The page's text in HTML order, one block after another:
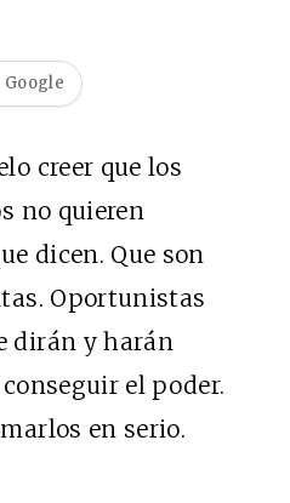
creer que los
no quieren
dicen. Que son
Oportunistas
dirán y harán
el poder.
en serio.